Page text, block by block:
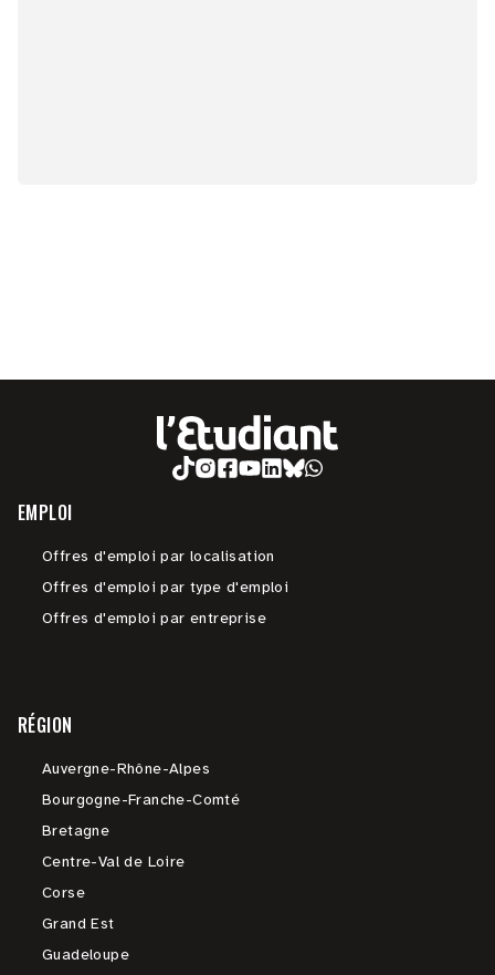
EMPLOI
Offres d'emploi par localisation
Offres d'emploi par type d'emploi
Offres d'emploi par entreprise
RÉGION
Auvergne-Rhône-Alpes
Bourgogne-Franche-Comté
Bretagne
Centre-Val de Loire
Corse
Grand Est
Guadeloupe